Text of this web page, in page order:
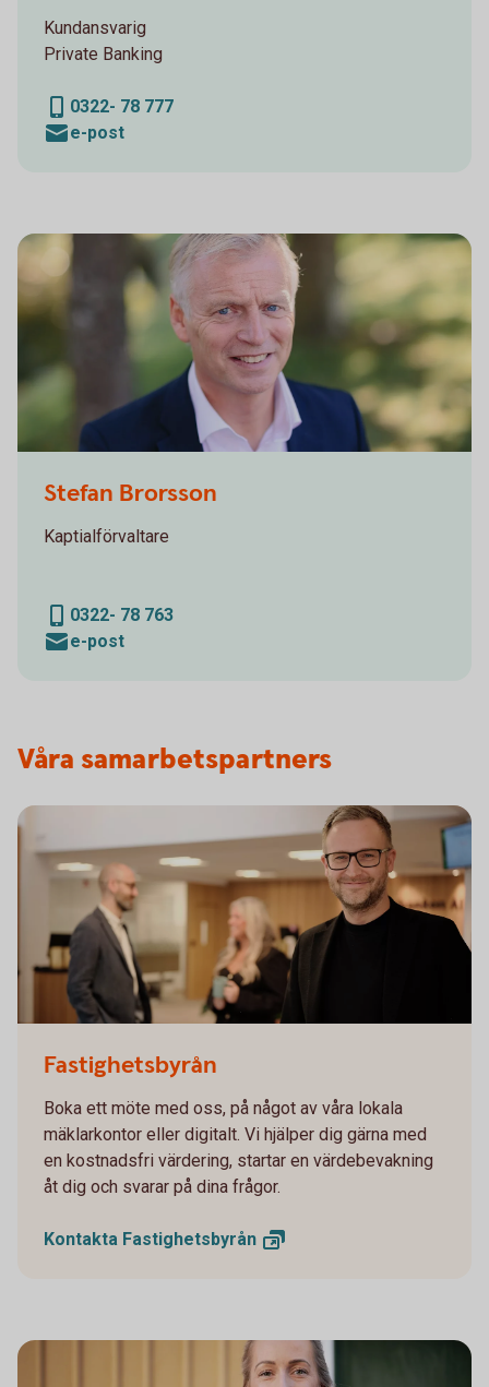
Kundansvarig
Private Banking
0322- 78 777
e-post
Stefan Brorsson
Kaptialförvaltare
0322- 78 763
e-post
Våra samarbetspartners
Fastighetsbyrån
Boka ett möte med oss, på något av våra lokala
mäklarkontor eller digitalt. Vi hjälper dig gärna med
en kostnadsfri värdering, startar en värdebevakning
åt dig och svarar på dina frågor.
Kontakta Fastighetsbyrån